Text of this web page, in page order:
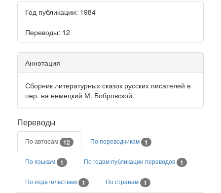
Год публикации: 1984
Переводы: 12
Аннотация
Сборник литературных сказок русских писателей в
пер. на немецкий М. Бобровской.
Переводы
По авторам 12 По переводчикам 1
По языкам 1 По годам публикации переводов 1
По издательствам 1 По странам 1